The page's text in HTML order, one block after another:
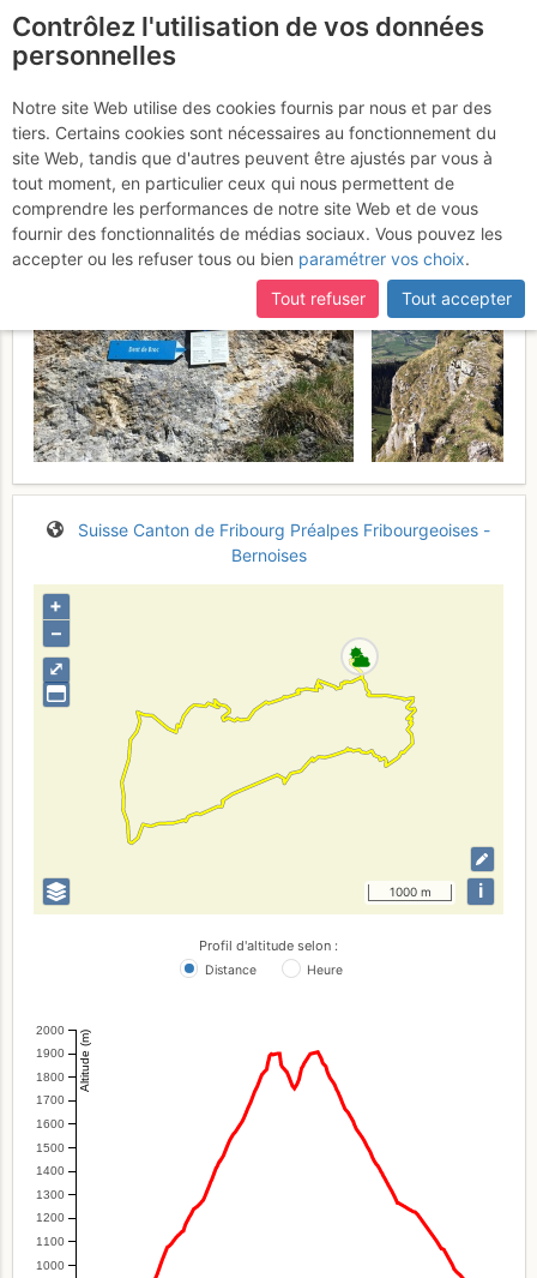
Dent de Broc et Dent du
Chamois
Mercredi 17 mai 2017
Suisse Canton de Fribourg Préalpes Fribourgeoises -
Bernoises
⤢
+
–
1000 m i
Profil d'altitude selon :
Distance Heure
1000
1100
1200
1300
1400
1500
1600
1700
1800
1900
2000 Altitude (m)
Contrôlez l'utilisation de vos données
personnelles
Notre site Web utilise des cookies fournis par nous et par des
tiers. Certains cookies sont nécessaires au fonctionnement du
site Web, tandis que d'autres peuvent être ajustés par vous à
tout moment, en particulier ceux qui nous permettent de
comprendre les performances de notre site Web et de vous
fournir des fonctionnalités de médias sociaux. Vous pouvez les
accepter ou les refuser tous ou bien paramétrer vos choix.
Tout refuser
Tout accepter